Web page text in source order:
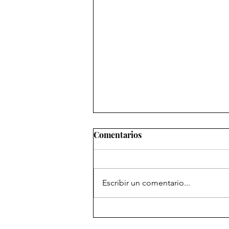
No somos porque hacemos
Comentarios
Escribir un comentario...